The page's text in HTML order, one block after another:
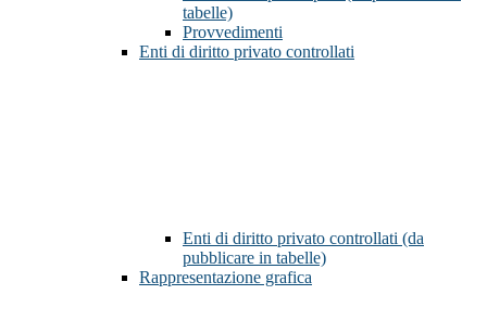
tabelle)
Provvedimenti
Enti di diritto privato controllati
Enti di diritto privato controllati (da
pubblicare in tabelle)
Rappresentazione grafica